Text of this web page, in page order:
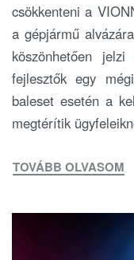
csökkenteni a
a gépjármű
köszönhetően
fejlesztők egy
baleset esetén a
megtérítik
TOVÁBB OLVASOM